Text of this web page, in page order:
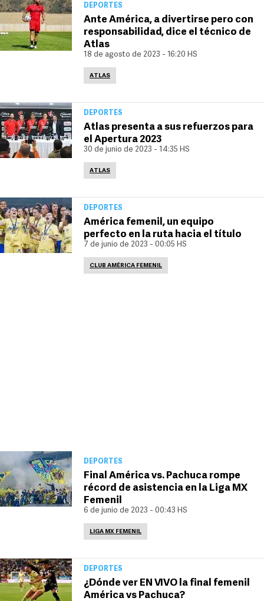
DEPORTES
Ante América, a divertirse pero con
responsabilidad, dice el técnico de
Atlas
18 de agosto de 2023 - 16:20 HS
ATLAS
DEPORTES
Atlas presenta a sus refuerzos para
el Apertura 2023
30 de junio de 2023 - 14:35 HS
ATLAS
DEPORTES
América femenil, un equipo
perfecto en la ruta hacia el título
7 de junio de 2023 - 00:05 HS
CLUB AMÉRICA FEMENIL
DEPORTES
Final América vs. Pachuca rompe
récord de asistencia en la Liga MX
Femenil
6 de junio de 2023 - 00:43 HS
LIGA MX FEMENIL
DEPORTES
¿Dónde ver EN VIVO la final femenil
América vs Pachuca?